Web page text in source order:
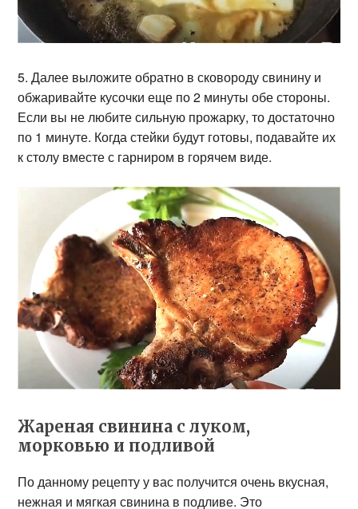
5. Далее выложите обратно в сковороду свинину и
обжаривайте кусочки еще по 2 минуты обе стороны.
Если вы не любите сильную прожарку, то достаточно
по 1 минуте. Когда стейки будут готовы, подавайте их
к столу вместе с гарниром в горячем виде.
Жареная свинина с луком,
морковью и подливой
По данному рецепту у вас получится очень вкусная,
нежная и мягкая свинина в подливе. Это